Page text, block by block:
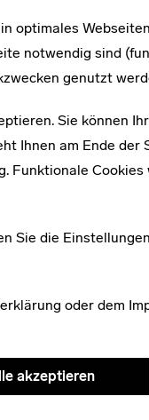
optimales
notwendig sind
genutzt
Sie können Ihr
Ihnen am Ende der
Funktionale Cookies
Sie die
oder dem
akzeptieren